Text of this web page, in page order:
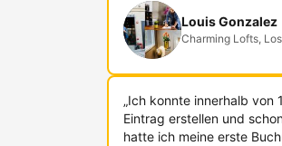
Louis Gonzalez
Charming Lofts,
„Ich konnte innerhalb von
Eintrag erstellen und
hatte ich meine erste